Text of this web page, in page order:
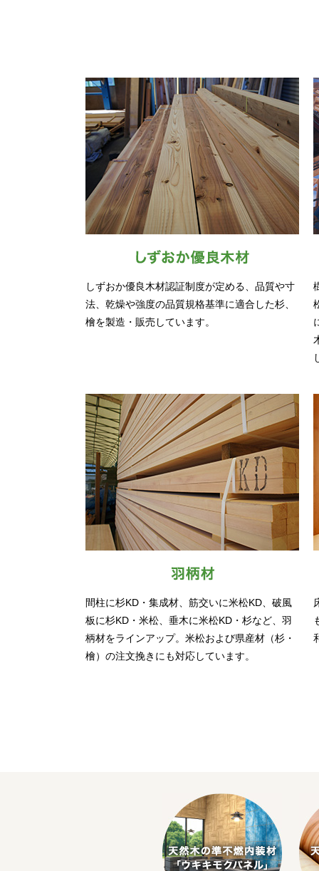
しずおか優良木材認証制度が定める、品質や寸
法、乾燥や強度の品質規格基準に適合した杉、
檜を製造・販売しています。
間柱に杉KD・集成材、筋交いに米松KD、破風
板に杉KD・米松、垂木に米松KD・杉など、羽
柄材をラインアップ。米松および県産材（杉・
檜）の注文挽きにも対応しています。